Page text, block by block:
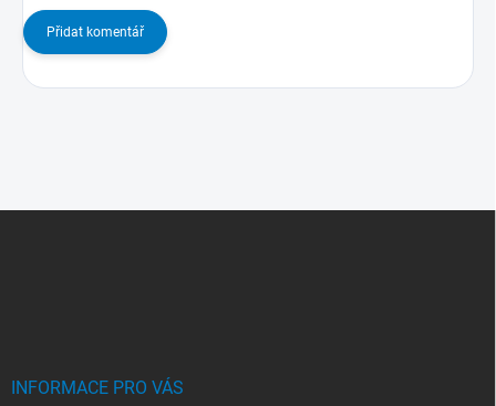
Přidat komentář
INFORMACE PRO VÁS